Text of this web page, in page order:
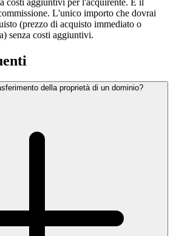
costi aggiuntivi per l'acquirente. È il
L'unico importo che dovrai
(prezzo di acquisto immediato o
senza costi aggiuntivi.
della proprietà di un dominio?